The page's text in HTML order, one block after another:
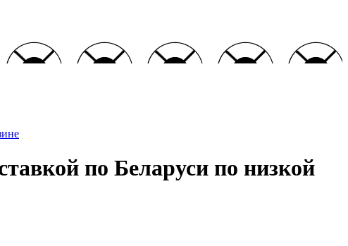
по Беларуси по низкой